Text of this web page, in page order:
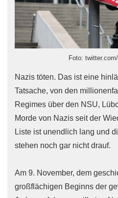
Foto:
Nazis töten. Das ist eine
Tatsache, von den
Regimes über den NSU,
Morde von Nazis seit der
Liste ist unendlich lang und
stehen noch gar nicht drauf.
Am 9. November, dem
großflächigen Beginns der